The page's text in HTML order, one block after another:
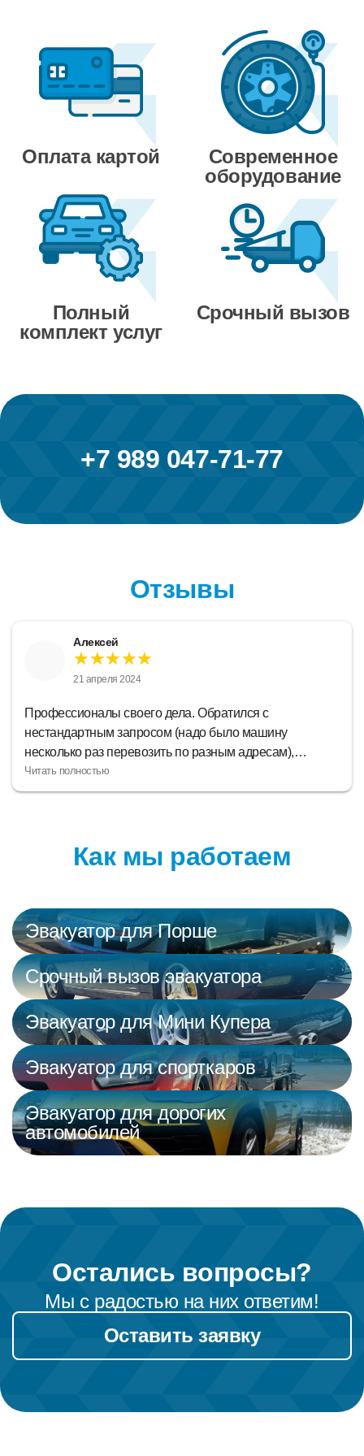
Оплата картой
Современное
оборудование
Полный
комплект услуг
Срочный вызов
+7 989 047-71-77
Отзывы
Лидия
★★★★★
18 апреля 2024
Замечательная компания. Который год уже сюда
обращаюсь и всем друзьям советую. Быстро
приезжают и аккуратно перевозят авто, куда вам надо.
Если с машиной какие-то неполадки, - это лучший
эвакуаторный сервис для нее!
Как мы работаем
Эвакуатор для Порше
Срочный вызов эвакуатора
Эвакуатор для Мини Купера
Эвакуатор для спорткаров
Эвакуатор для дорогих
автомобилей
Остались вопросы?
Мы с радостью на них ответим!
Оставить заявку